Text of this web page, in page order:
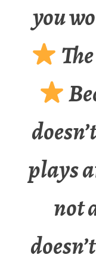
you
plays
not